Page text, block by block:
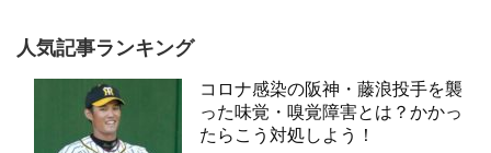
人気記事ランキング
コロナ感染の阪神・藤浪投手を襲
った味覚・嗅覚障害とは？かかっ
たらこう対処しよう！